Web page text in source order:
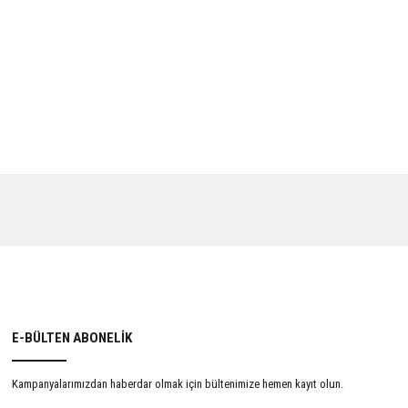
E-BÜLTEN ABONELİK
Kampanyalarımızdan haberdar olmak için bültenimize hemen kayıt olun.